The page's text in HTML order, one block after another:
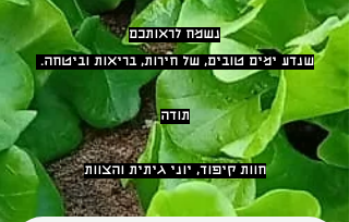
נשמח לראותכם
שנדע ימים טובים, של חירות, בריאות וביטחה.
תודה
חוות קיפוד, יוני גיתית והצוות